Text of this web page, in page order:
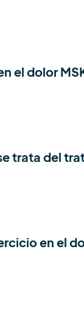
el dolor
trata del
en el